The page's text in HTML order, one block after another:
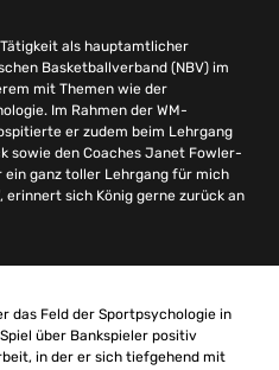
als hauptamtlicher
Basketballverband (NBV) im
mit Themen wie der
Im Rahmen der WM-
er zudem beim Lehrgang
sowie den Coaches Janet Fowler-
ein ganz toller Lehrgang für mich
erinnert sich König gerne zurück an
das Feld der Sportpsychologie in
über Bankspieler positiv
in der er sich tiefgehend mit